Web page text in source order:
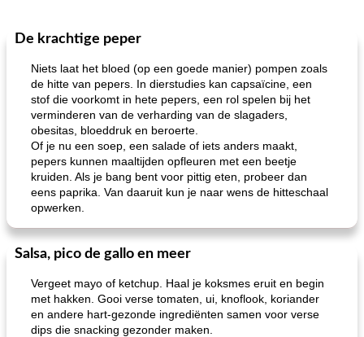
De krachtige peper
Niets laat het bloed (op een goede manier) pompen zoals
de hitte van pepers. In dierstudies kan capsaïcine, een
stof die voorkomt in hete pepers, een rol spelen bij het
verminderen van de verharding van de slagaders,
obesitas, bloeddruk en beroerte.
Of je nu een soep, een salade of iets anders maakt,
pepers kunnen maaltijden opfleuren met een beetje
kruiden. Als je bang bent voor pittig eten, probeer dan
eens paprika. Van daaruit kun je naar wens de hitteschaal
opwerken.
Salsa, pico de gallo en meer
Vergeet mayo of ketchup. Haal je koksmes eruit en begin
met hakken. Gooi verse tomaten, ui, knoflook, koriander
en andere hart-gezonde ingrediënten samen voor verse
dips die snacking gezonder maken.